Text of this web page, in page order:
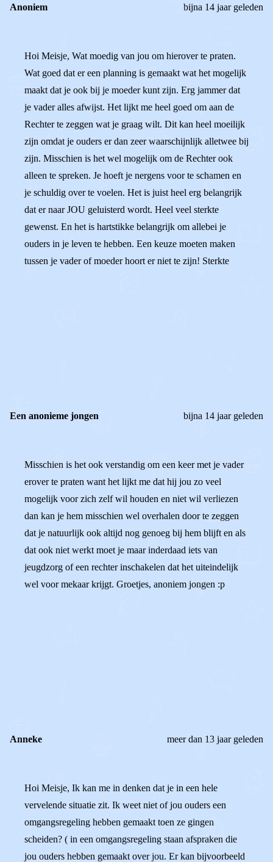
Anoniem bijna 14 jaar geleden
Hoi Meisje, Wat moedig van jou om hierover te praten.
Wat goed dat er een planning is gemaakt wat het mogelijk
maakt dat je ook bij je moeder kunt zijn. Erg jammer dat
je vader alles afwijst. Het lijkt me heel goed om aan de
Rechter te zeggen wat je graag wilt. Dit kan heel moeilijk
zijn omdat je ouders er dan zeer waarschijnlijk alletwee bij
zijn. Misschien is het wel mogelijk om de Rechter ook
alleen te spreken. Je hoeft je nergens voor te schamen en
je schuldig over te voelen. Het is juist heel erg belangrijk
dat er naar JOU geluisterd wordt. Heel veel sterkte
gewenst. En het is hartstikke belangrijk om allebei je
ouders in je leven te hebben. Een keuze moeten maken
tussen je vader of moeder hoort er niet te zijn! Sterkte
Een anonieme jongen bijna 14 jaar geleden
Misschien is het ook verstandig om een keer met je vader
erover te praten want het lijkt me dat hij jou zo veel
mogelijk voor zich zelf wil houden en niet wil verliezen
dan kan je hem misschien wel overhalen door te zeggen
dat je natuurlijk ook altijd nog genoeg bij hem blijft en als
dat ook niet werkt moet je maar inderdaad iets van
jeugdzorg of een rechter inschakelen dat het uiteindelijk
wel voor mekaar krijgt. Groetjes, anoniem jongen :p
Anneke meer dan 13 jaar geleden
Hoi Meisje, Ik kan me in denken dat je in een hele
vervelende situatie zit. Ik weet niet of jou ouders een
omgangsregeling hebben gemaakt toen ze gingen
scheiden? ( in een omgangsregeling staan afspraken die
jou ouders hebben gemaakt over jou. Er kan bijvoorbeeld